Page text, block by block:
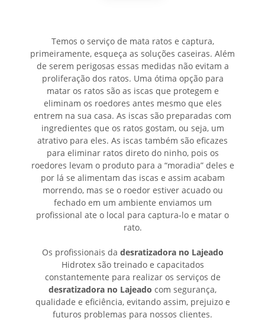
Temos o serviço de mata ratos e captura,
primeiramente, esqueça as soluções caseiras. Além
de serem perigosas essas medidas não evitam a
proliferação dos ratos. Uma ótima opção para
matar os ratos são as iscas que protegem e
eliminam os roedores antes mesmo que eles
entrem na sua casa. As iscas são preparadas com
ingredientes que os ratos gostam, ou seja, um
atrativo para eles. As iscas também são eficazes
para eliminar ratos direto do ninho, pois os
roedores levam o produto para a “moradia” deles e
por lá se alimentam das iscas e assim acabam
morrendo, mas se o roedor estiver acuado ou
fechado em um ambiente enviamos um
profissional ate o local para captura-lo e matar o
rato.
Os profissionais da desratizadora no Lajeado
Hidrotex são treinado e capacitados
constantemente para realizar os serviços de
desratizadora no Lajeado com segurança,
qualidade e eficiência, evitando assim, prejuizo e
futuros problemas para nossos clientes.